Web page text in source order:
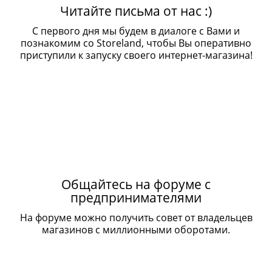
Читайте письма от нас :)
С первого дня мы будем в диалоге с Вами и
познакомим со Storeland, чтобы Вы оперативно
приступили к запуску своего интернет-магазина!
Общайтесь на форуме с
предпринимателями
На форуме можно получить совет от владельцев
магазинов с миллионными оборотами.